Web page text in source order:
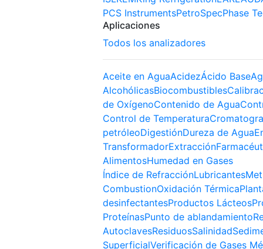
PCS InstrumentsPetroSpecPhase
Aplicaciones
Todos los analizadores
Aceite en AguaAcidezÁcido Base
AlcohólicasBiocombustibles
de OxígenoContenido de Agua
Control de Temperatura
petróleoDigestiónDureza de Agua
TransformadorExtracción
AlimentosHumedad en Gases
Índice de RefracciónLubricantes
CombustionOxidación Térmica
desinfectantesProductos Lácteos
ProteínasPunto de ablandamiento
AutoclavesResiduosSalinidad
SuperficialVerificación de Gases